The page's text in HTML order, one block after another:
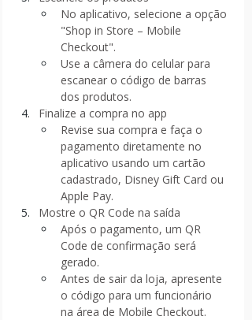
No aplicativo, selecione a opção
"Shop in Store – Mobile
Checkout".
Use a câmera do celular para
escanear o código de barras
dos produtos.
Finalize a compra no app
Revise sua compra e faça o
pagamento diretamente no
aplicativo usando um cartão
cadastrado, Disney Gift Card ou
Apple Pay.
Mostre o QR Code na saída
Após o pagamento, um QR
Code de confirmação será
gerado.
Antes de sair da loja, apresente
o código para um funcionário
na área de Mobile Checkout.